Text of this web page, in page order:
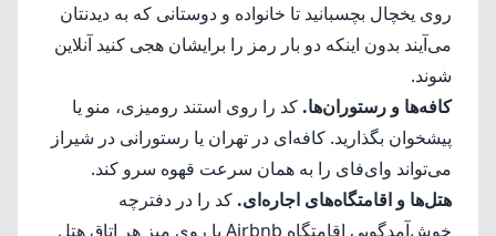
روی یخچال بچسبانید تا خانواده و دوستانی که به دیدنتان
می‌آیند بدون اینکه دو بار رمز را برایشان هجی کنید آنلاین
شوند.
کافه‌ها و رستوران‌ها. کد را روی استند رومیزی، منو یا
پیشخوان بگذارید. کافه‌ای در تهران یا رستورانی در شیراز
می‌تواند وای‌فای را به همان سرعت قهوه سرو کند.
هتل‌ها و اقامتگاه‌های اجاره‌ای. کد را در دفترچه
خوش‌آمدگویی اقامتگاه Airbnb یا روی میز هر اتاق هتل